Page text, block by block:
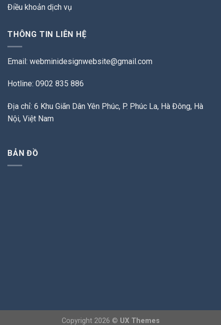
Điều khoản dịch vụ
THÔNG TIN LIÊN HỆ
Email: webminidesignwebsite@gmail.com
Hotline: 0902 835 886
Địa chỉ: 6 Khu Giãn Dân Yên Phúc, P. Phúc La, Hà Đông, Hà
Nội, Việt Nam
BẢN ĐỒ
Copyright 2026 © UX Themes